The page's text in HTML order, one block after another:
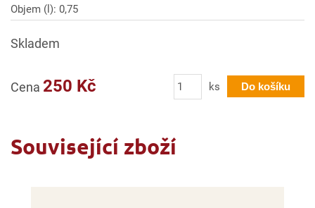
Objem (l): 0,75
Skladem
Cena 250 Kč Počet ks Do košíku
Související zboží